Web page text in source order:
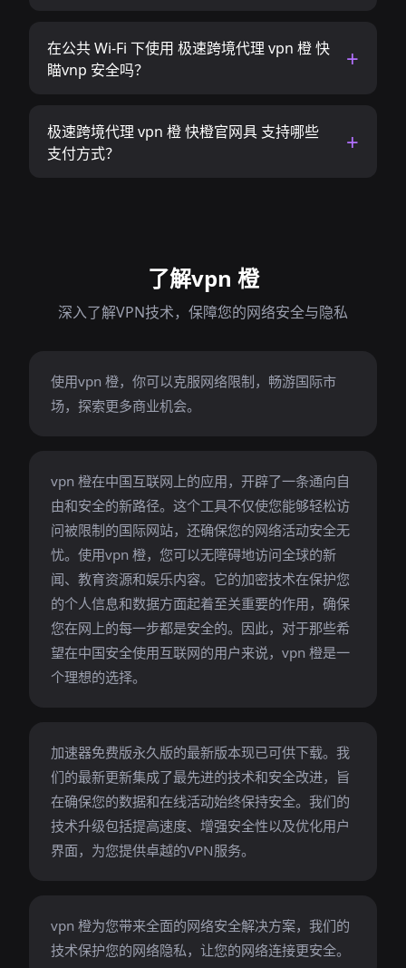
在公共 Wi-Fi 下使用 极速跨境代理 vpn 橙 快
瞄vnp 安全吗？
极速跨境代理 vpn 橙 快橙官网具 支持哪些
支付方式？
了解vpn 橙
深入了解VPN技术，保障您的网络安全与隐私
使用vpn 橙，你可以克服网络限制，畅游国际市
场，探索更多商业机会。
vpn 橙在中国互联网上的应用，开辟了一条通向自
由和安全的新路径。这个工具不仅使您能够轻松访
问被限制的国际网站，还确保您的网络活动安全无
忧。使用vpn 橙，您可以无障碍地访问全球的新
闻、教育资源和娱乐内容。它的加密技术在保护您
的个人信息和数据方面起着至关重要的作用，确保
您在网上的每一步都是安全的。因此，对于那些希
望在中国安全使用互联网的用户来说，vpn 橙是一
个理想的选择。
加速器免费版永久版的最新版本现已可供下载。我
们的最新更新集成了最先进的技术和安全改进，旨
在确保您的数据和在线活动始终保持安全。我们的
技术升级包括提高速度、增强安全性以及优化用户
界面，为您提供卓越的VPN服务。
vpn 橙为您带来全面的网络安全解决方案，我们的
技术保护您的网络隐私，让您的网络连接更安全。